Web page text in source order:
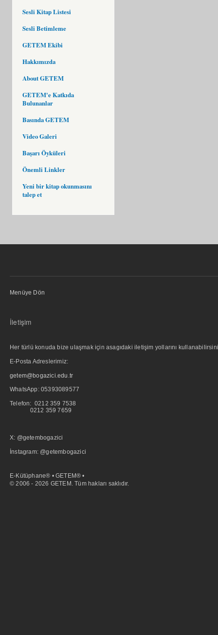
Sesli Kitap Listesi
Sesli Betimleme
GETEM Ekibi
Hakkımızda
About GETEM
GETEM'e Katkıda
Bulunanlar
Basında GETEM
Video Galeri
Başarı Öyküleri
Önemli Linkler
Yeni bir kitap okunmasını
talep et
Menüye Dön
İletişim
Her türlü konuda bize ulaşmak için asagıdaki iletişim yollarını
E-Posta Adreslerimiz:
getem@bogazici.edu.tr
WhatsApp: 05393089577
Telefon: 0212 359 7538
0212 359 7659
X: @getembogazici
İnstagram: @getembogazici
E-Kütüphane® • GETEM® •
© 2006 - 2026 GETEM. Tüm hakları saklıdır.